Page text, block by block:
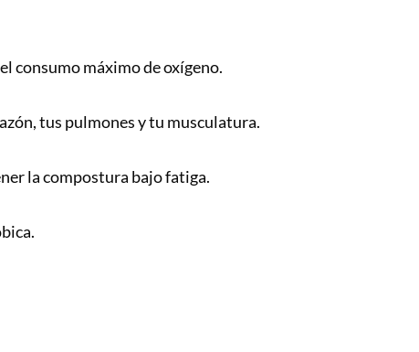
consumo máximo de oxígeno.
tus pulmones y tu musculatura.
la compostura bajo fatiga.